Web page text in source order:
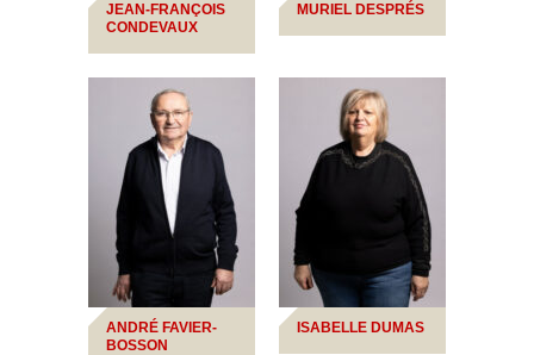
JEAN-FRANÇOIS
CONDEVAUX
MURIEL DESPRÉS
ANDRÉ FAVIER-
BOSSON
ISABELLE DUMAS